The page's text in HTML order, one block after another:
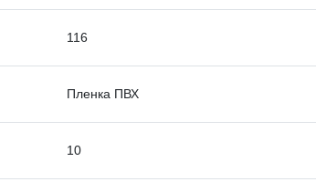
116
Пленка ПВХ
10